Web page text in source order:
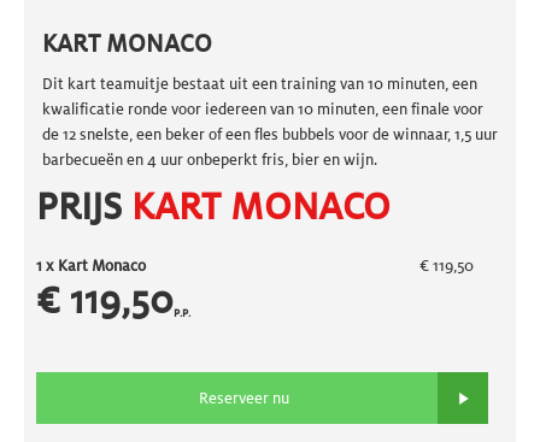
KART MONACO
Dit kart teamuitje bestaat uit een training van 10 minuten, een
kwalificatie ronde voor iedereen van 10 minuten, een finale voor
de 12 snelste, een beker of een fles bubbels voor de winnaar, 1,5 uur
barbecueën en 4 uur onbeperkt fris, bier en wijn.
PRIJS KART MONACO
1 x Kart Monaco € 119,50
€ 119,50P.P.
Reserveer nu